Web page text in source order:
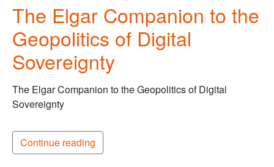
The Elgar Companion to the
Geopolitics of Digital
Sovereignty
The Elgar Companion to the Geopolitics of Digital
Sovereignty
Continue reading